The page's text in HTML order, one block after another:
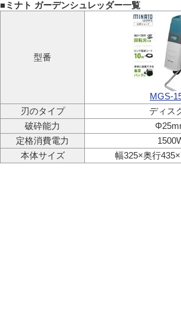
■ミナト ガーデンシュレッダー一覧
型番
MGS-
刃のタイプ
ディス
破砕能力
定格消費電力
本体サイズ
幅325×奥行